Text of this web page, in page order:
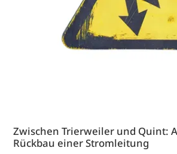
Zwischen Trierweiler und Quint:
Rückbau einer Stromleitung